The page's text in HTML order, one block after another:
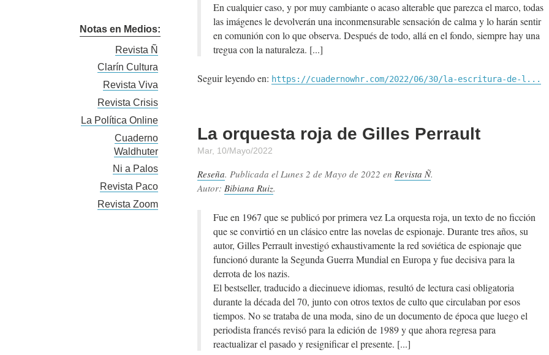
Notas en Medios:
Revista Ñ
Clarín Cultura
Revista Viva
Revista Crisis
La Política Online
Cuaderno
Waldhuter
Ni a Palos
Revista Paco
Revista Zoom
En cualquier caso, y por muy cambiante o acaso alterable que parezca el marco, todas
las imágenes le devolverán una inconmensurable sensación de calma y lo harán sentir
en comunión con lo que observa. Después de todo, allá en el fondo, siempre hay una
tregua con la naturaleza.
Seguir leyendo en: https://cuadernowhr.com/2022/06/30/la-escritura-de-l...
La orquesta roja de Gilles Perrault
Mar, 10/Mayo/2022
Reseña. Publicada el Lunes 2 de Mayo de 2022 en Revista Ñ.
Autor: Bibiana Ruiz.
Fue en 1967 que se publicó por primera vez La orquesta roja, un texto de no ficción
que se convirtió en un clásico entre las novelas de espionaje. Durante tres años, su
autor, Gilles Perrault investigó exhaustivamente la red soviética de espionaje que
funcionó durante la Segunda Guerra Mundial en Europa y fue decisiva para la
derrota de los nazis.
El bestseller, traducido a diecinueve idiomas, resultó de lectura casi obligatoria
durante la década del 70, junto con otros textos de culto que circulaban por esos
tiempos. No se trataba de una moda, sino de un documento de época que luego el
periodista francés revisó para la edición de 1989 y que ahora regresa para
reactualizar el pasado y resignificar el presente.